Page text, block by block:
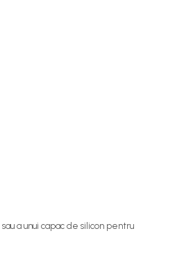
a unui capac de silicon pentru